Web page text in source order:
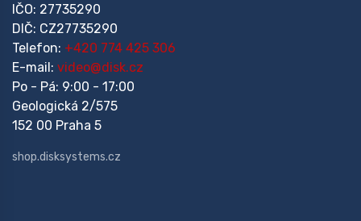
IČO: 27735290
DIČ: CZ27735290
Telefon: +420 774 425 306
E-mail: video@disk.cz
Po - Pá: 9:00 - 17:00
Geologická 2/575
152 00 Praha 5
shop.disksystems.cz